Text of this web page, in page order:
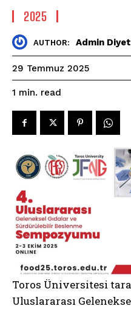
2025
AUTHOR: Admin
29 Temmuz 2025
1 min. read
Toros Üniversitesi
Uluslararası